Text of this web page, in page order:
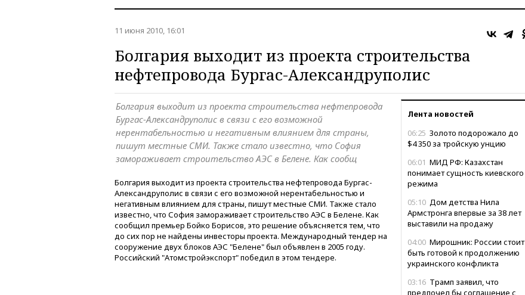
11 июня 2010, 16:01
Болгария выходит из проекта строительства
нефтепровода Бургас-Александруполис
Лента новостей
06:25 Золото подорожало до
$4 350 за тройскую унцию
06:01 МИД РФ: Казахстан
понимает сущность киевского
режима
05:10 Дом детства Нила
Армстронга впервые за 38 лет
выставили на продажу
04:00 Мирошник: России стоит
быть готовой к продолжению
украинского конфликта
03:16 Трамп заявил, что
предпочел бы соглашение с
Болгария выходит из проекта строительства нефтепровода
Бургас-Александруполис в связи с его возможной
нерентабельностью и негативным влиянием для страны,
пишут местные СМИ. Также стало известно, что София
замораживает строительство АЭС в Белене. Как сообщ
Болгария выходит из проекта строительства нефтепровода Бургас-
Александруполис в связи с его возможной нерентабельностью и
негативным влиянием для страны, пишут местные СМИ. Также стало
известно, что София замораживает строительство АЭС в Белене. Как
сообщил премьер Бойко Борисов, это решение объясняется тем, что
до сих пор не найдены инвесторы проекта. Международный тендер на
сооружение двух блоков АЭС "Белене" был объявлен в 2005 году.
Российский "Атомстройэкспорт" победил в этом тендере.